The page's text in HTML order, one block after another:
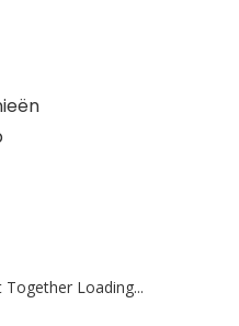
Loading...